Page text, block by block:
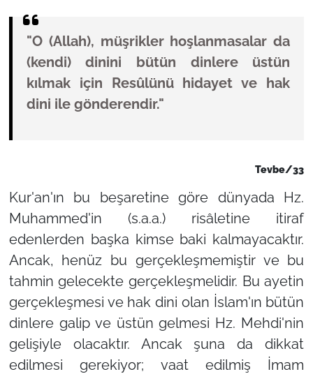
"O (Allah), müşrikler hoşlanmasalar da
(kendi) dinini bütün dinlere üstün
kılmak için Resûlünü hidayet ve hak
dini ile gönderendir."
Tevbe/33
Kur'an'ın bu beşaretine göre dünyada Hz.
Muhammed'in (s.a.a.) risâletine itiraf
edenlerden başka kimse baki kalmayacaktır.
Ancak, henüz bu gerçekleşmemiştir ve bu
tahmin gelecekte gerçekleşmelidir. Bu ayetin
gerçekleşmesi ve hak dini olan İslam'ın bütün
dinlere galip ve üstün gelmesi Hz. Mehdi'nin
gelişiyle olacaktır. Ancak şuna da dikkat
edilmesi gerekiyor; vaat edilmiş İmam